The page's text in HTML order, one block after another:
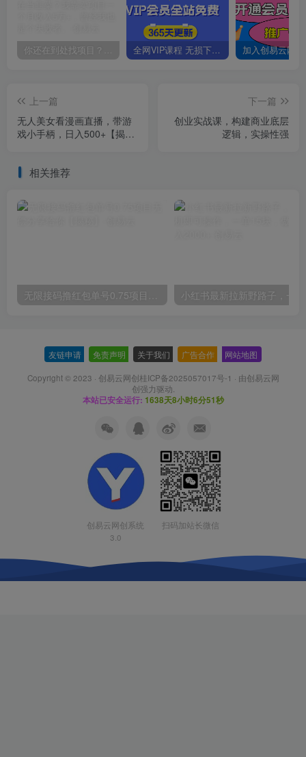
你还在到处找项目？还在当韭菜？我靠卖项目一个月收入5万+，曾经我也是个失败者。 全网VIP课程 无损下载~
上一篇
无人美女看漫画直播，带游
戏小手柄，日入500+【揭
下一篇
创业实战课，​构建商业底层
逻辑，实操性强
相关推荐
无限接码撸红包单号0.75项目无偿分享给你【揭秘】
友链申请 免责声明 关于我们 广告合作 网站地图
Copyright © 2023 · 创易云网创桂ICP备2025057017号-1 · 由创易云网
创强力驱动.
本站已安全运行: 1638天8小时6分52秒
创易云网创系统
3.0
扫码加站长微信